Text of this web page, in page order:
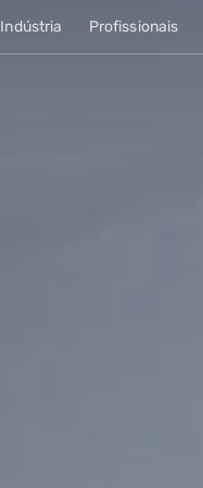
Indústria Profissionais